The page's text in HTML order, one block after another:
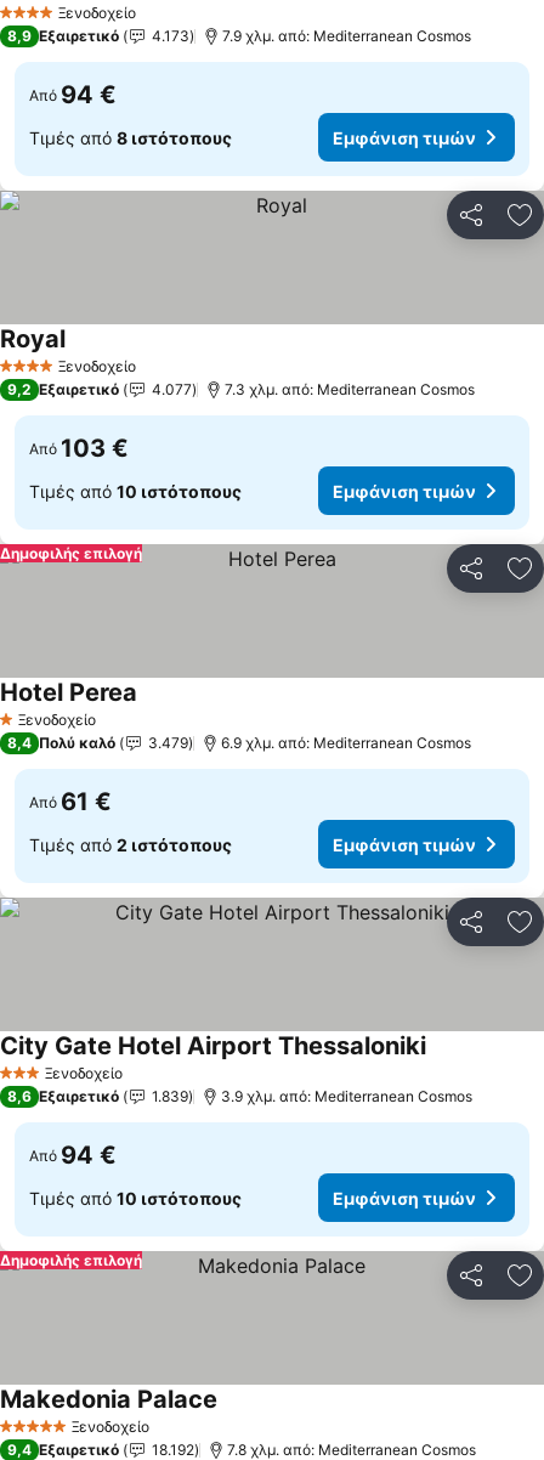
4 ΑστέριαΞενοδοχείο
8,9 Εξαιρετικό 4.173 7.9 χλμ. από: Mediterranean Cosmos
Από 94 €
Τιμές από 8 ιστότοπους Εμφάνιση τιμών
4 ΑστέριαΞενοδοχείο
Royal
9,2 Εξαιρετικό 4.077 7.3 χλμ. από: Mediterranean Cosmos
Από 103 €
Τιμές από 10 ιστότοπους Εμφάνιση τιμών
Δημοφιλής επιλογή
1 Αστέρια
Ξενοδοχείο
Hotel Perea
8,4 Πολύ καλό 3.479 6.9 χλμ. από: Mediterranean Cosmos
Από 61 €
Τιμές από 2 ιστότοπους Εμφάνιση τιμών
3 ΑστέριαΞενοδοχείο
City Gate Hotel Airport Thessaloniki
8,6 Εξαιρετικό 1.839 3.9 χλμ. από: Mediterranean Cosmos
Από 94 €
Τιμές από 10 ιστότοπους Εμφάνιση τιμών
Δημοφιλής επιλογή
5 Αστέρια Ξενοδοχείο
Makedonia Palace
9,4 Εξαιρετικό 18.192 7.8 χλμ. από: Mediterranean Cosmos